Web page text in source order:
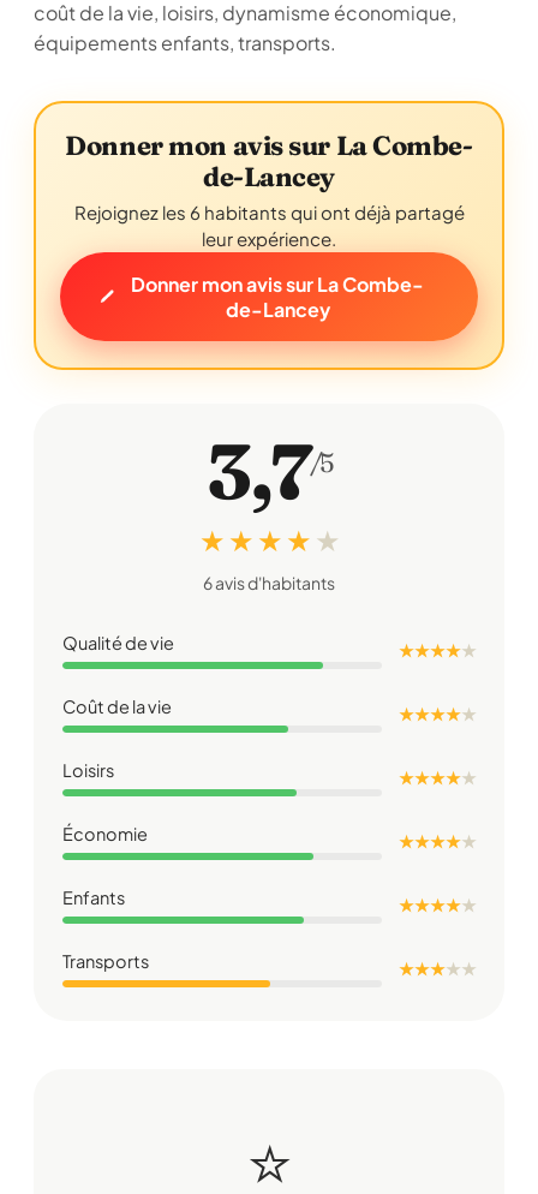
coût de la vie, loisirs, dynamisme économique,
équipements enfants, transports.
Donner mon avis sur La Combe-
de-Lancey
Rejoignez les 6 habitants qui ont déjà partagé
leur expérience.
Donner mon avis sur La Combe-
de-Lancey
3,7/5
★ ★ ★ ★ ★
6 avis d'habitants
Qualité de vie ★ ★ ★ ★★
Coût de la vie ★ ★ ★ ★★
Loisirs ★ ★ ★ ★★
Économie ★ ★ ★ ★★
Enfants ★ ★ ★ ★★
Transports ★ ★ ★★★
⭐